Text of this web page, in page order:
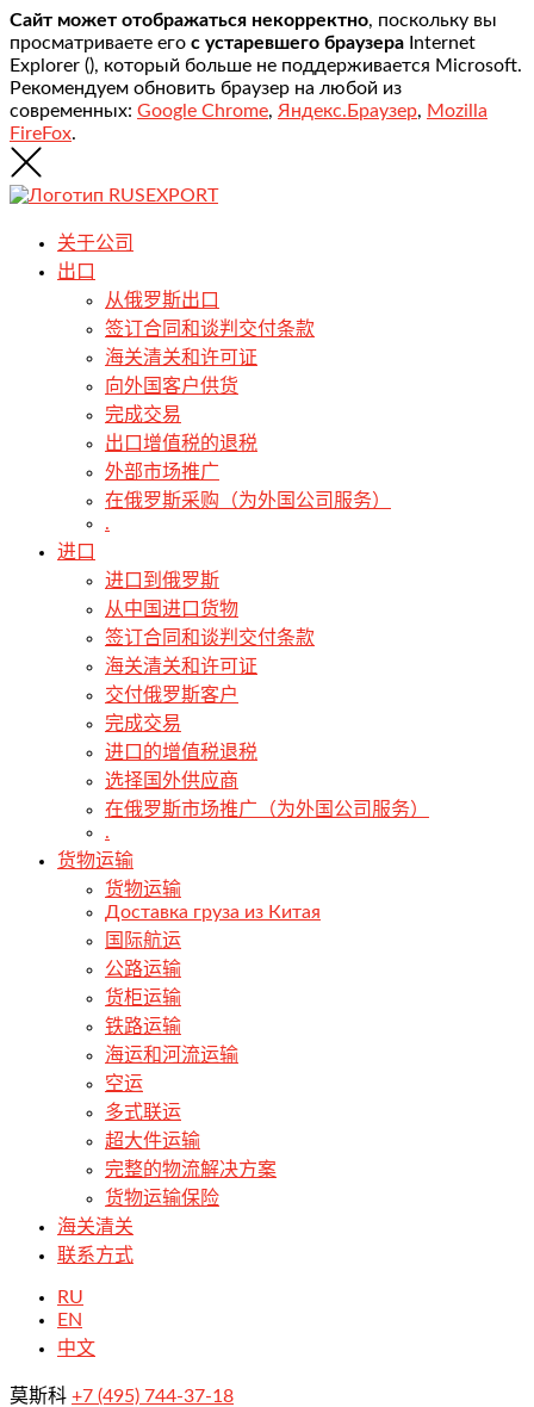
Сайт может отображаться некорректно, поскольку вы
просматриваете его с устаревшего браузера Internet
Explorer (), который больше не поддерживается Microsoft.
Рекомендуем обновить браузер на любой из
современных: Google Chrome, Яндекс.Браузер, Mozilla
FireFox.
关于公司
出口
从俄罗斯出口
签订合同和谈判交付条款
海关清关和许可证
向外国客户供货
完成交易
出口增值税的退税
外部市场推广
在俄罗斯采购（为外国公司服务）
.
进口
进口到俄罗斯
从中国进口货物
签订合同和谈判交付条款
海关清关和许可证
交付俄罗斯客户
完成交易
进口的增值税退税
选择国外供应商
在俄罗斯市场推广（为外国公司服务）
.
货物运输
货物运输
Доставка груза из Китая
国际航运
公路运输
货柜运输
铁路运输
海运和河流运输
空运
多式联运
超大件运输
完整的物流解决方案
货物运输保险
海关清关
联系方式
RU
EN
中文
莫斯科 +7 (495) 744-37-18